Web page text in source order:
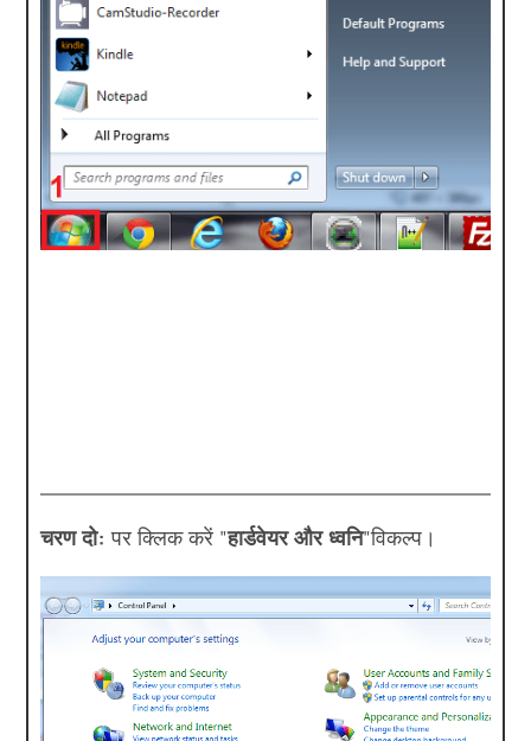
चरण दो: पर क्लिक करें "हार्डवेयर और ध्वनि"विकल्प।